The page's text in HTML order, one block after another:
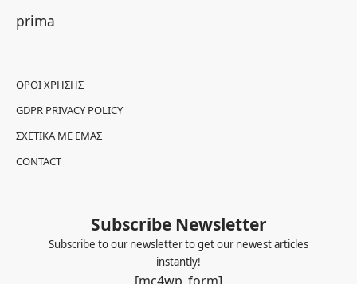
prima
ΌΡΟΙ ΧΡΉΣΗΣ
GDPR PRIVACY POLICY
ΣΧΕΤΙΚΆ ΜΕ ΕΜΆΣ
CONTACT
Subscribe Newsletter
Subscribe to our newsletter to get our newest articles
instantly!